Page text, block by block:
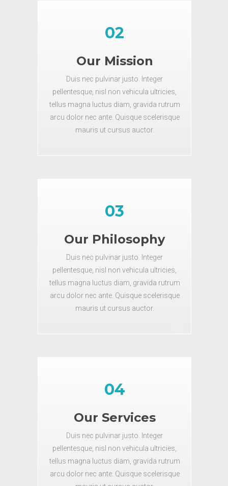
02
Our Mission
Duis nec pulvinar justo. Integer
pellentesque, nisl non vehicula ultricies,
tellus magna luctus diam, gravida rutrum
arcu dolor nec ante. Quisque scelerisque
mauris ut cursus auctor.
03
Our Philosophy
Duis nec pulvinar justo. Integer
pellentesque, nisl non vehicula ultricies,
tellus magna luctus diam, gravida rutrum
arcu dolor nec ante. Quisque scelerisque
mauris ut cursus auctor.
04
Our Services
Duis nec pulvinar justo. Integer
pellentesque, nisl non vehicula ultricies,
tellus magna luctus diam, gravida rutrum
arcu dolor nec ante. Quisque scelerisque